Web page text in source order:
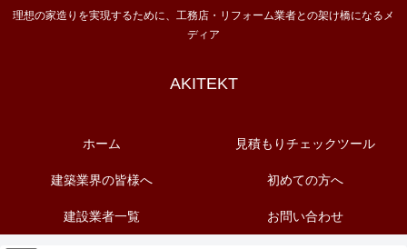
理想の家造りを実現するために、工務店・リフォーム業者との架け橋になるメ
ディア
AKITEKT
ホーム 見積もりチェックツール
建築業界の皆様へ 初めての方へ
建設業者一覧 お問い合わせ